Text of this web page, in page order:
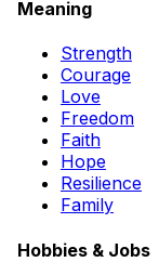
Meaning
Strength
Courage
Love
Freedom
Faith
Hope
Resilience
Family
Hobbies & Jobs